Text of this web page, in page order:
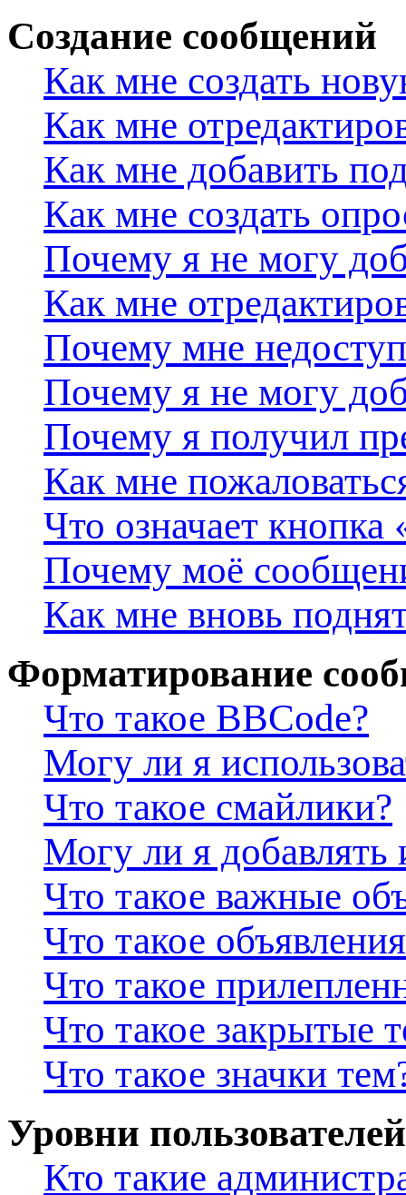
Создание сообщений
Как мне создать
Как мне
Как мне добавить
Как мне создать
Почему я не могу
Как мне
Почему мне
Почему я не могу
Почему я получил
Как мне
Что означает
Почему моё
Как мне вновь
Форматирование
Что такое BBCode?
Могу ли я
Что такое смайлики?
Могу ли я
Что такое важные
Что такое
Что такое
Что такое закрытые
Что такое значки
Уровни
Кто такие